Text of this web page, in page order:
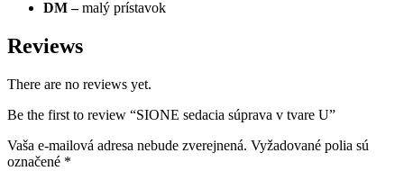
DM –malý prístavok
Reviews
There are no reviews yet.
Be the first to review “SIONE sedacia súprava v tvare U”
Vaša e-mailová adresa nebude zverejnená. Vyžadované polia sú
označené *